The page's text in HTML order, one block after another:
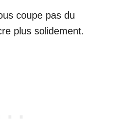
coupe pas du
plus solidement.